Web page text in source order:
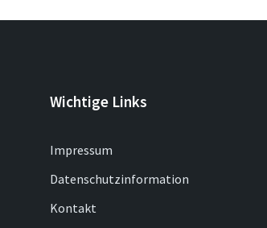
Beiträge
Wichtige Links
Impressum
Datenschutzinformation
Kontakt